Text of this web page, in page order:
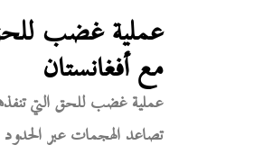
عملية غضب
مع أفغانستان
عملية غضب للحق التي
تصاعد الهجمات عبر الحدود